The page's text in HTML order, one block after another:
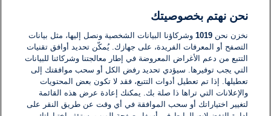
نحن نهتم بخصوصيتك
نخزن نحن1019 وشركاؤنا البيانات الشخصية ونصل إليها، مثل بيانات
التصفح أو المعرفات الفريدة، على جهازك. يُمكّن تحديد أوافق تقنيات
التتبع من دعم الأغراض المعروضة في إطار معالجتنا وشركائنا للبيانات
التي يجب توفيرها. سيؤدي تحديد رفض الكل أو سحب موافقتك إلى
تعطيلها. إذا تم تعطيل أدوات التتبع، فقد لا تكون بعض المحتويات
والإعلانات التي تراها ذا صلة بك. يمكنك إعادة عرض هذه القائمة
لتغيير اختياراتك أو سحب الموافقة في أي وقت عن طريق النقر على